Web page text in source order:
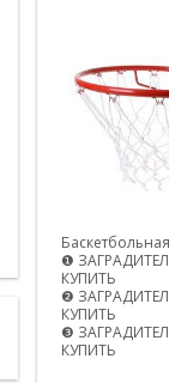
❶
КУПИТЬ
❷
КУПИТЬ
❸
КУПИТЬ